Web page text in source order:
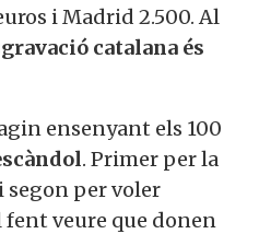
i Madrid 2.500. Al
catalana és
ensenyant els 100
. Primer per la
segon per voler
veure que donen